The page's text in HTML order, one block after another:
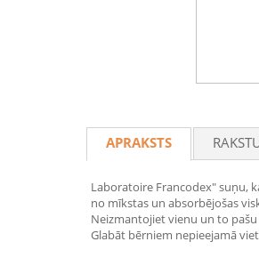
APRAKSTS
Laboratoire Francodex" suņu,
no mīkstas un absorbējošas
Neizmantojiet vienu un to pašu
Glabāt bērniem nepieejamā